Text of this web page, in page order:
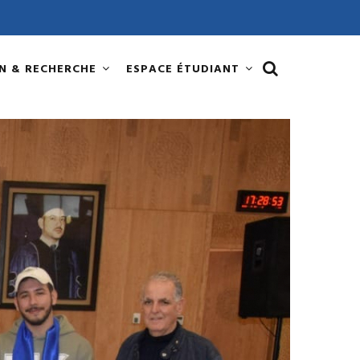
& RECHERCHE ESPACE ÉTUDIANT